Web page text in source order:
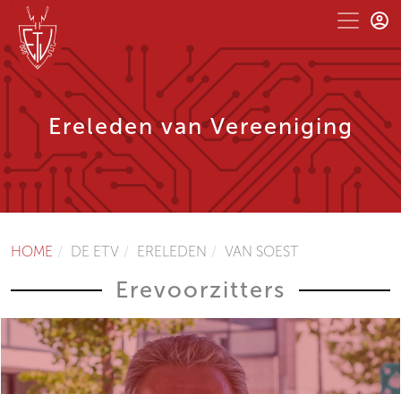
Ereleden van Vereeniging
HOME DE ETV ERELEDEN VAN SOEST
Erevoorzitters